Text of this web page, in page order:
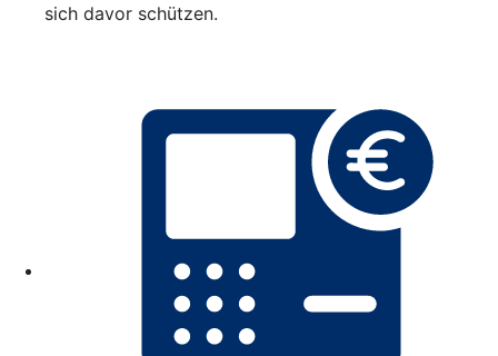
sich davor schützen.